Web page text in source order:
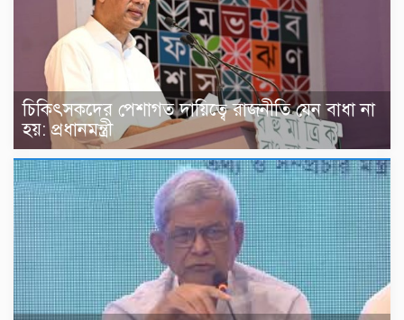
চিকিৎসকদের পেশাগত দায়িত্বে রাজনীতি যেন বাধা না
হয়: প্রধানমন্ত্রী